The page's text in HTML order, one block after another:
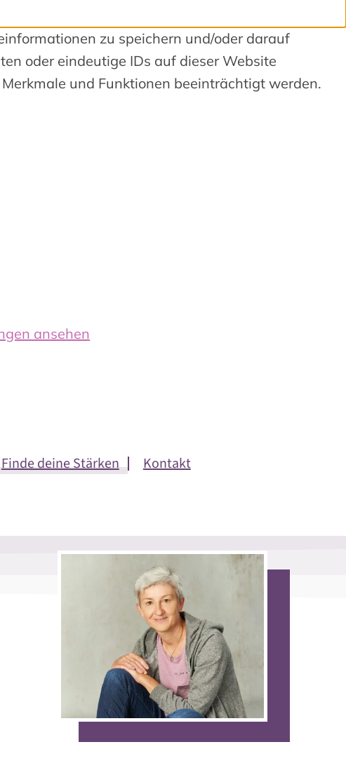
zu speichern und/oder darauf
oder eindeutige IDs auf dieser Website
und Funktionen beeinträchtigt werden.
ansehen
Finde deine Stärken Kontakt